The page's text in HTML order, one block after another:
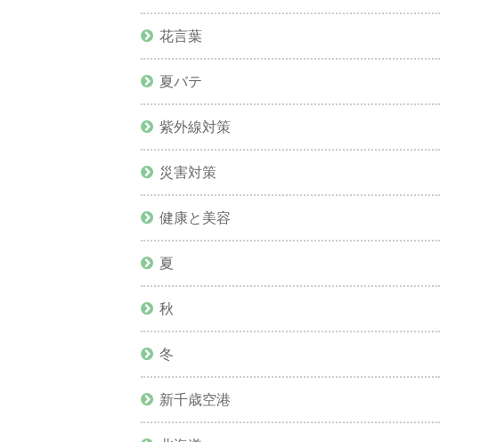
花言葉
夏バテ
紫外線対策
災害対策
健康と美容
夏
秋
冬
新千歳空港